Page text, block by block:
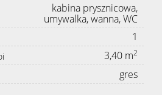
kabina prysznicowa,
umywalka, wanna, WC
1
3,40 m2
gres